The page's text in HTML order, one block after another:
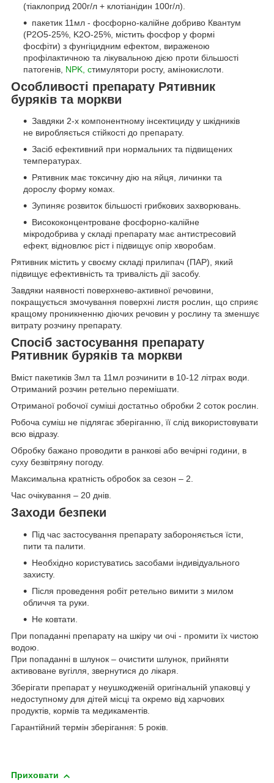
(тіаклоприд 200г/л + клотіанідин 100г/л).
пакетик 11мл - фосфорно-калійне добриво Квантум
(P2O5-25%, K2O-25%, містить фосфор у формі
фосфіти) з фунгіцидним ефектом, вираженою
профілактичною та лікувальною дією проти більшості
патогенів, NPK, стимулятори росту, амінокислоти.
Особливості препарату Рятивник
буряків та моркви
Завдяки 2-х компонентному інсектициду у шкідників
не виробляється стійкості до препарату.
Засіб ефективний при нормальних та підвищених
температурах.
Рятивник має токсичну дію на яйця, личинки та
дорослу форму комах.
Зупиняє розвиток більшості грибкових захворювань.
Висококонцентроване фосфорно-калійне
мікродобрива у складі препарату має антистресовий
ефект, відновлює ріст і підвищує опір хворобам.
Рятивник містить у своєму складі прилипач (ПАР), який
підвищує ефективність та тривалість дії засобу.
Завдяки наявності поверхнево-активної речовини,
покращується змочування поверхні листя рослин, що сприяє
кращому проникненню діючих речовин у рослину та зменшує
витрату розчину препарату.
Спосіб застосування препарату
Рятивник буряків та моркви
Вміст пакетиків 3мл та 11мл розчинити в 10-12 літрах води.
Отриманий розчин ретельно перемішати.
Отриманої робочої суміші достатньо обробки 2 соток рослин.
Робоча суміш не підлягає зберіганню, її слід використовувати
всю відразу.
Обробку бажано проводити в ранкові або вечірні години, в
суху безвітряну погоду.
Максимальна кратність обробок за сезон – 2.
Час очікування – 20 днів.
Заходи безпеки
Під час застосування препарату забороняється їсти,
пити та палити.
Необхідно користуватись засобами індивідуального
захисту.
Після проведення робіт ретельно вимити з милом
обличчя та руки.
Не ковтати.
При попаданні препарату на шкіру чи очі - промити їх чистою
водою.
При попаданні в шлунок – очистити шлунок, прийняти
активоване вугілля, звернутися до лікаря.
Зберігати препарат у неушкодженій оригінальній упаковці у
недоступному для дітей місці та окремо від харчових
продуктів, кормів та медикаментів.
Гарантійний термін зберігання: 5 років.
Приховати